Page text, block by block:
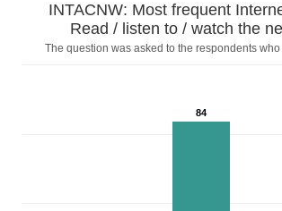
INTACNW: Most frequent
Read / listen to / watch the
The question was asked to the respondents
84